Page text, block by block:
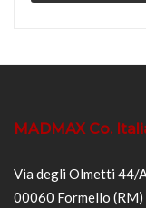
MADMAX Co.
Via degli Olmetti 44/
00060 Formello (RM)